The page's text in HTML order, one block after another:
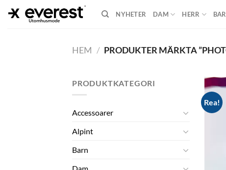
NYHETER DAM HERR
HEM / PRODUKTER MÄRKTA
PRODUKTKATEGORI
Accessoarer
Alpint
Barn
Rea!